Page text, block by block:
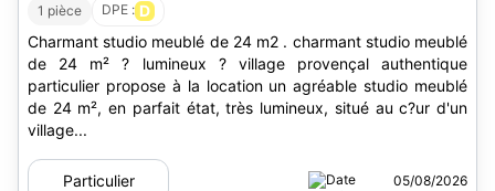
1 pièce DPE : D
Charmant studio meublé de 24 m2 . charmant studio meublé
de 24 m² ? lumineux ? village provençal authentique
particulier propose à la location un agréable studio meublé
de 24 m², en parfait état, très lumineux, situé au c?ur d'un
village...
Particulier 05/08/2026